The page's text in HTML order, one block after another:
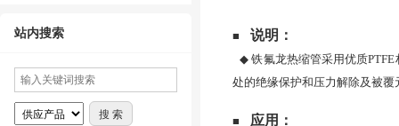
站内搜索 ■ 说明：
◆ 铁氟龙热缩管采用优质
处的绝缘保护和压力解除及被覆
■ 应用：